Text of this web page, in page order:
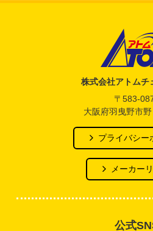
株式会社アトムチ
〒583-
大阪府羽曳野市
プライバシー
メーカー
公式